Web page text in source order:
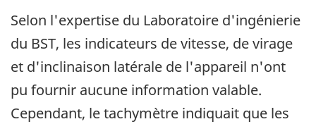
Selon l'expertise du Laboratoire d'ingénierie
du BST, les indicateurs de vitesse, de virage
et d'inclinaison latérale de l'appareil n'ont
pu fournir aucune information valable.
Cependant, le tachymètre indiquait que les